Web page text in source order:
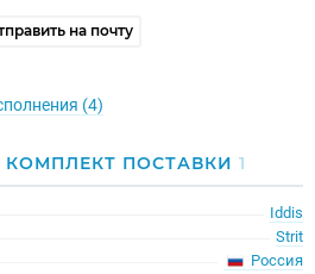
на почту
(4)
КОМПЛЕКТ ПОСТАВКИ 1
Iddis
Strit
Россия